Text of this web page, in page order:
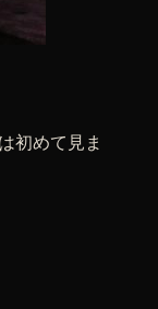
初めて見ま